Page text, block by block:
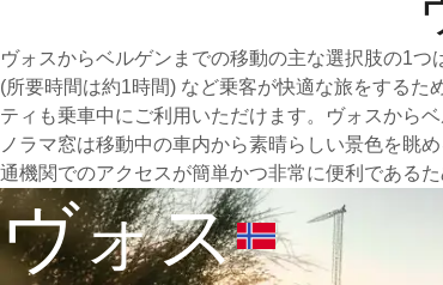
ヴォスからベルゲンまでの移動の主な選択肢の1
(所要時間は約1時間) など乗客が快適な旅をする
ティも乗車中にご利用いただけます。ヴォスから
ノラマ窓は移動中の車内から素晴らしい景色を眺
通機関でのアクセスが簡単かつ非常に便利であるた
ヴォス